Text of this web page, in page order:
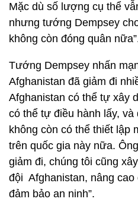
Mặc dù số lượng cụ thể
nhưng tướng Dempsey
không còn đóng quân
Tướng Dempsey nhấn
Afghanistan đã giảm đi
Afghanistan có thể tự xây
có thể tự điều hành lấy,
không còn có thể thiết lập
trên quốc gia này nữa.
giảm đi, chúng tôi cũng
đội Afghanistan, nâng
đảm bảo an ninh”.